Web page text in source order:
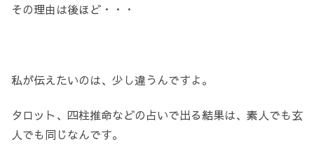
その理由は後ほど・・・
私が伝えたいのは、少し違うんですよ。
タロット、四柱推命などの占いで出る結果は、素人でも玄
人でも同じなんです。